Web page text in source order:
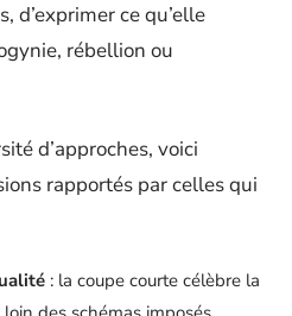
d’exprimer ce qu’elle
rébellion ou
d’approches, voici
rapportés par celles qui
: la coupe courte célèbre la